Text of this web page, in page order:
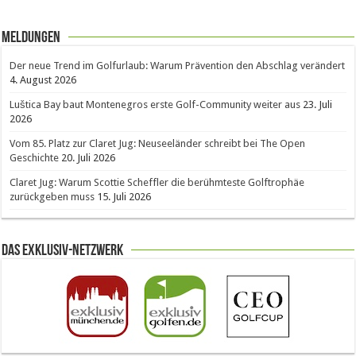
Meldungen
Der neue Trend im Golfurlaub: Warum Prävention den Abschlag verändert
4. August 2026
Luštica Bay baut Montenegros erste Golf-Community weiter aus 23. Juli
2026
Vom 85. Platz zur Claret Jug: Neuseeländer schreibt bei The Open
Geschichte 20. Juli 2026
Claret Jug: Warum Scottie Scheffler die berühmteste Golftrophäe
zurückgeben muss 15. Juli 2026
Das Exklusiv-Netzwerk